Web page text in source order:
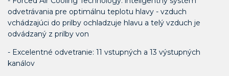
odvetrávania pre optimálnu teplotu hlavy - vzduch
vchádzajúci do prilby ochladzuje hlavu a telý vzduch je
odvádzaný z prilby von
- Excelentné odvetranie: 11 vstupných a 13 výstupných
kanálov